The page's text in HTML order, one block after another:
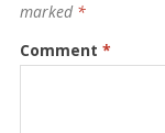
marked *
Comment *